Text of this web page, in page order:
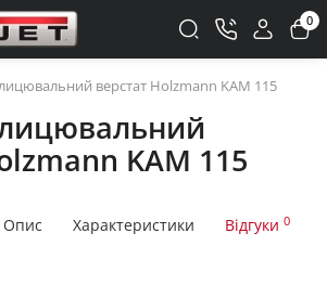
0
верстат Holzmann KAM 115
KAM 115
Опис Характеристики Відгуки 0